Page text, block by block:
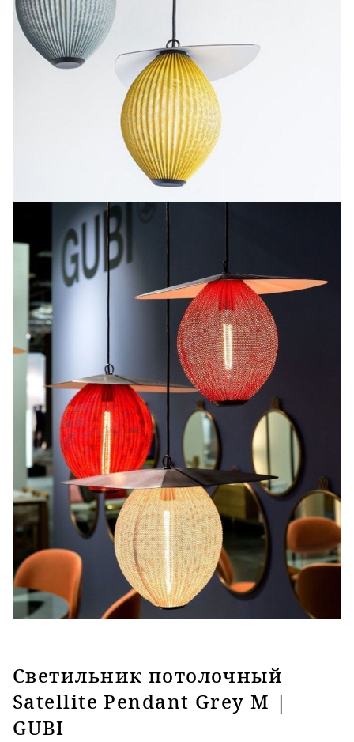
Светильник потолочный
Satellite Pendant Grey M |
GUBI